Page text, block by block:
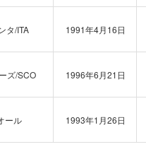
タ/ITA 1991年4月16日
ズ/SCO 1996年6月21日
ール 1993年1月26日